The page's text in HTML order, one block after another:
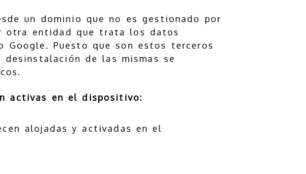
un dominio que no es gestionado por
otra entidad que trata los datos
Google. Puesto que son estos terceros
de las mismas se
activas en el dispositivo:
alojadas y activadas en el